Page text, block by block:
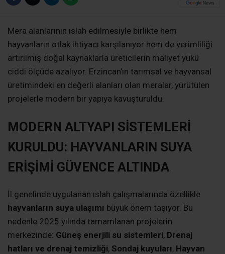
Mera alanlarının ıslah edilmesiyle birlikte hem
hayvanların otlak ihtiyacı karşılanıyor hem de verimliliği
artırılmış doğal kaynaklarla üreticilerin maliyet yükü
ciddi ölçüde azalıyor. Erzincan’ın tarımsal ve hayvansal
üretimindeki en değerli alanları olan meralar, yürütülen
projelerle modern bir yapıya kavuşturuldu.
MODERN ALTYAPI SİSTEMLERİ
KURULDU: HAYVANLARIN SUYA
ERİŞİMİ GÜVENCE ALTINDA
İl genelinde uygulanan ıslah çalışmalarında özellikle
hayvanların suya ulaşımı büyük önem taşıyor. Bu
nedenle 2025 yılında tamamlanan projelerin
merkezinde: Güneş enerjili su sistemleri, Drenaj
hatları ve drenaj temizliği, Sondaj kuyuları, Hayvan